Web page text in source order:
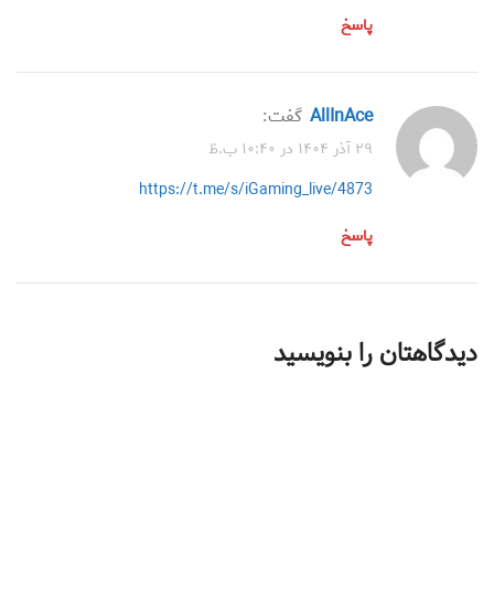
پاسخ
AllInAce گفت:
۲۹ آذر ۱۴۰۴ در ۱۰:۴۰ ب.ظ
https://t.me/s/iGaming_live/4873
پاسخ
دیدگاهتان را بنویسید